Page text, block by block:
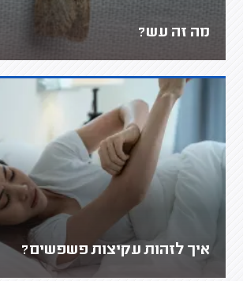
מה זה עש?
איך לזהות עקיצות פשפשים?